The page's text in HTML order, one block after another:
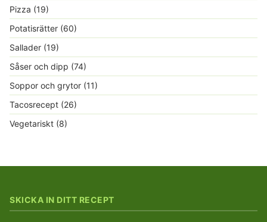
Pizza (19)
Potatisrätter (60)
Sallader (19)
Såser och dipp (74)
Soppor och grytor (11)
Tacosrecept (26)
Vegetariskt (8)
SKICKA IN DITT RECEPT